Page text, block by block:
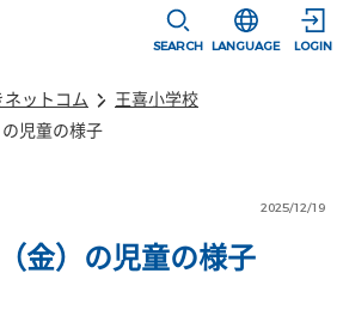
SEARCH
選択すると言
LANGUAGE LOGIN
ネットコム
王喜小学校
児童の様子
2025/12/19
金）の児童の様子